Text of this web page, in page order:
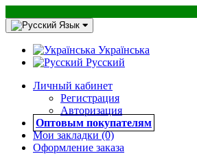
Язык
Українська
Русский
Личный кабинет
Регистрация
Авторизация
Оптовым покупателям
Мои закладки (0)
Оформление заказа